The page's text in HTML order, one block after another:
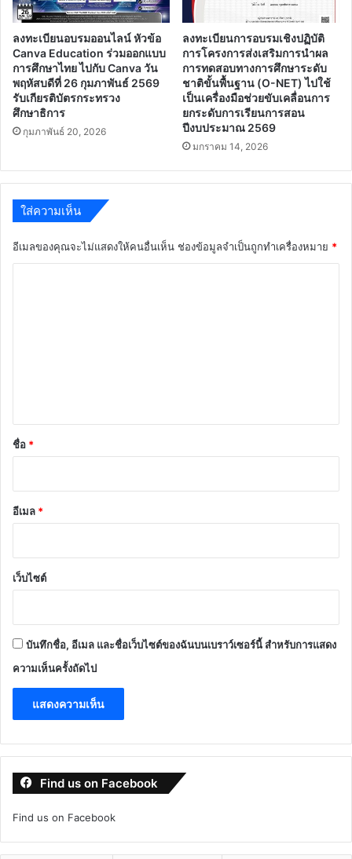
ลงทะเบียนอบรมออนไลน์ หัวข้อ
Canva Education ร่วมออกแบบ
การศึกษาไทย ไปกับ Canva วัน
พฤหัสบดีที่ 26 กุมภาพันธ์ 2569
รับเกียรติบัตรกระทรวง
ศึกษาธิการ
กุมภาพันธ์ 20, 2026
ลงทะเบียนการอบรมเชิงปฏิบัติ
การโครงการส่งเสริมการนำผล
การทดสอบทางการศึกษาระดับ
ชาติขั้นพื้นฐาน (O-NET) ไปใช้
เป็นเครื่องมือช่วยขับเคลื่อนการ
ยกระดับการเรียนการสอน
ปีงบประมาณ 2569
มกราคม 14, 2026
ใส่ความเห็น
อีเมลของคุณจะไม่แสดงให้คนอื่นเห็น ช่องข้อมูลจำเป็นถูกทำเครื่องหมาย *
*
ชื่อ *
อีเมล *
เว็บไซต์
บันทึกชื่อ, อีเมล และชื่อเว็บไซต์ของฉันบนเบราว์เซอร์นี้ สำหรับการแสดง
ความเห็นครั้งถัดไป
Find us on Facebook
Find us on Facebook